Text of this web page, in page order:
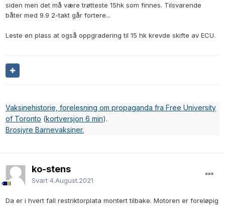
siden men det må være trøtteste 15hk som finnes. Tilsvarende
båter med 9.9 2-takt går fortere...
Leste en plass at også oppgradering til 15 hk krevde skifte av ECU.
Vaksinehistorie, forelesning om propaganda fra Free University
of Toronto (kortversjon 6 min).
Brosjyre Barnevaksiner.
ko-stens
Svart 4.August.2021
Da er i hvert fall restriktorplata montert tilbake. Motoren er foreløpig